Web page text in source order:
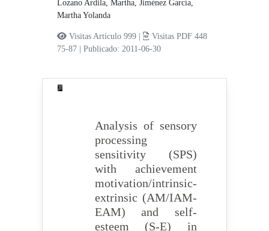
Lozano Ardila, Martha,Jiménez García,
Martha Yolanda
Visitas Artículo 999 |
Visitas PDF 448
75-87
|Publicado: 2011-06-30
Analysis of sensory
processing
sensitivity (SPS)
with achievement
motivation/intrinsic-
extrinsic (AM/IAM-
EAM) and self-
esteem (S-E) in